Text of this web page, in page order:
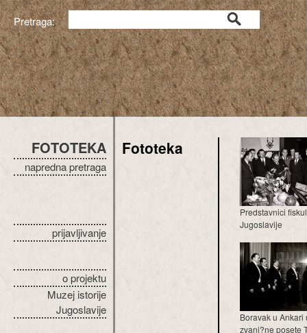
Pretraga:
FOTOTEKA
napredna pretraga
prijavljivanje
o projektu
Muzej istorije
Jugoslavije
Fototeka
Predstavnici
Jugoslavije
Boravak u Ankari
zvani?ne posete